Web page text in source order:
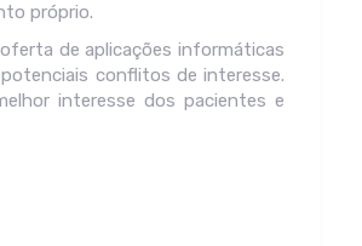
próprio.
de aplicações informáticas
conflitos de interesse.
interesse dos pacientes e